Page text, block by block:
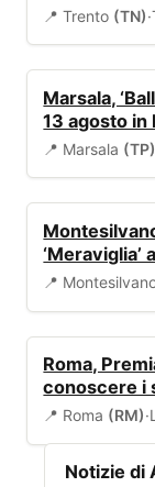
📍 Trento (TN)·
Marsala,
13 agosto in
📍 Marsala (TP)
‘Meraviglia’
📍
Roma,
conoscere i
📍 Roma (RM)·
Notizie di